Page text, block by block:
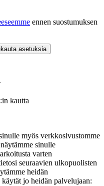
ennen suostumuksen
asetuksia
kautta
myös verkkosivustomme
sinulle
varten
seuraavien ulkopuolisten
heidän
jo heidän palvelujaan: